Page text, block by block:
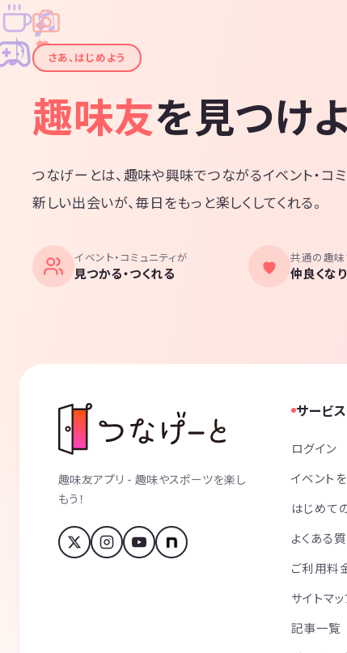
✦
✦
✧
✧
♪
♫
さあ、はじめよう
趣味友を見つけ
つなげーとは、趣味や興味でつながるイベント・コミ
新しい出会いが、毎日をもっと楽しくしてくれる。
イベント・コミュニティが
見つかる・つくれる
共通の趣味
仲良くな
趣味友アプリ - 趣味やスポーツを楽し
もう！
サービス
ログイン
イベント
はじめて
よくある
ご利用料
サイトマ
記事一覧